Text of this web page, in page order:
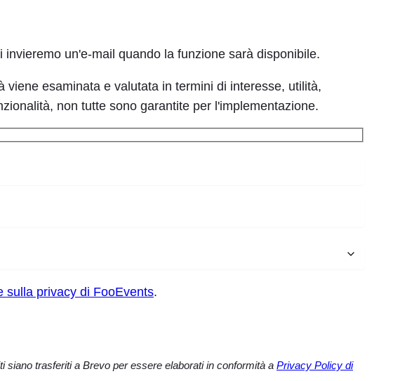
Greek
un'e-mail quando la funzione sarà disponibile.
esaminata e valutata in termini di interesse, utilità,
non tutte sono garantite per l'implementazione.
sulla privacy di FooEvents.
trasferiti a Brevo per essere elaborati in conformità a Privacy Policy di